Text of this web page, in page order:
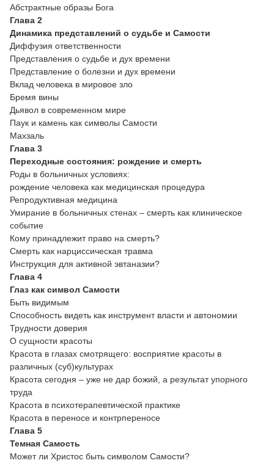
Абстрактные образы Бога
Глава 2
Динамика представлений о судьбе и Самости
Диффузия ответственности
Представления о судьбе и дух времени
Представление о болезни и дух времени
Вклад человека в мировое зло
Бремя вины
Дьявол в современном мире
Паук и камень как символы Самости
Махзаль
Глава 3
Переходные состояния: рождение и смерть
Роды в больничных условиях:
рождение человека как медицинская процедура
Репродуктивная медицина
Умирание в больничных стенах – смерть как клиническое
событие
Кому принадлежит право на смерть?
Смерть как нарциссическая травма
Инструкция для активной эвтаназии?
Глава 4
Глаз как символ Самости
Быть видимым
Способность видеть как инструмент власти и автономии
Трудности доверия
О сущности красоты
Красота в глазах смотрящего: восприятие красоты в
различных (суб)культурах
Красота сегодня – уже не дар божий, а результат упорного
труда
Красота в психотерапевтической практике
Красота в переносе и контрпереносе
Глава 5
Темная Самость
Может ли Христос быть символом Самости?